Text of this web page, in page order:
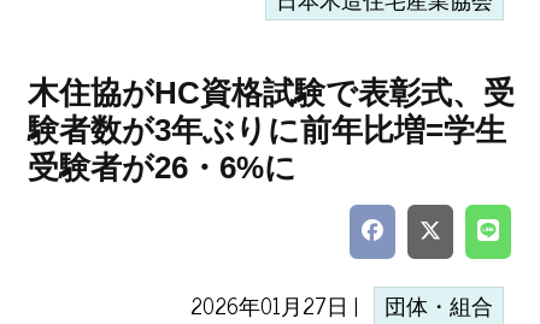
木住協がHC資格試験で表彰式、受
験者数が3年ぶりに前年比増=学生
受験者が26・6%に
2026年01月27日 | 団体・組合